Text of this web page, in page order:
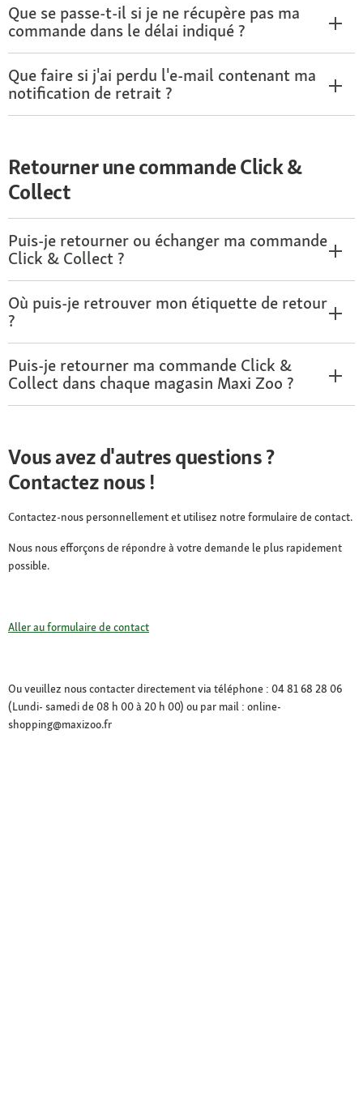
Que se passe-t-il si je ne récupère pas ma
commande dans le délai indiqué ?
Que faire si j'ai perdu l'e-mail contenant ma
notification de retrait ?
Retourner une commande Click &
Collect
Puis-je retourner ou échanger ma commande
Click & Collect ?
Où puis-je retrouver mon étiquette de retour
?
Puis-je retourner ma commande Click &
Collect dans chaque magasin Maxi Zoo ?
Vous avez d'autres questions ?
Contactez nous !
Contactez-nous personnellement et utilisez notre formulaire de contact.
Nous nous efforçons de répondre à votre demande le plus rapidement
possible.
Aller au formulaire de contact
Ou veuillez nous contacter directement via téléphone : 04 81 68 28 06
(Lundi- samedi de 08 h 00 à 20 h 00) ou par mail : online-
shopping@maxizoo.fr